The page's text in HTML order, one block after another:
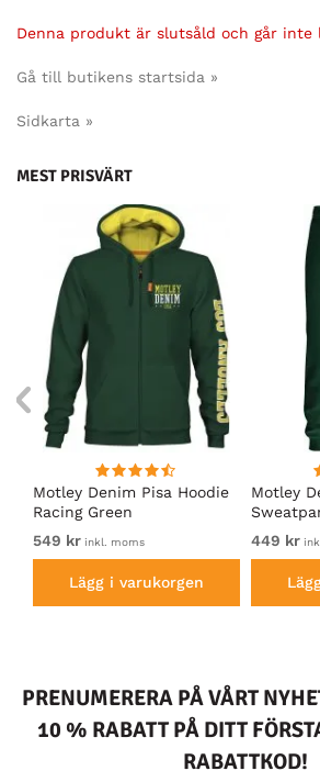
Denna produkt är slutsåld och går inte
Gå till butikens startsida »
Sidkarta »
MEST PRISVÄRT
Motley Denim Pisa Hoodie
Racing Green
549 kr inkl. moms
Lägg i varukorgen
Motley
449 kr
PRENUMERERA PÅ VÅRT
10 % RABATT PÅ DITT
RABATTKOD!